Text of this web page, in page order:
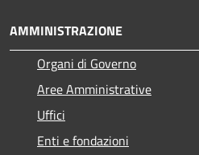
AMMINISTRAZIONE
Organi di Governo
Aree Amministrative
Uffici
Enti e fondazioni